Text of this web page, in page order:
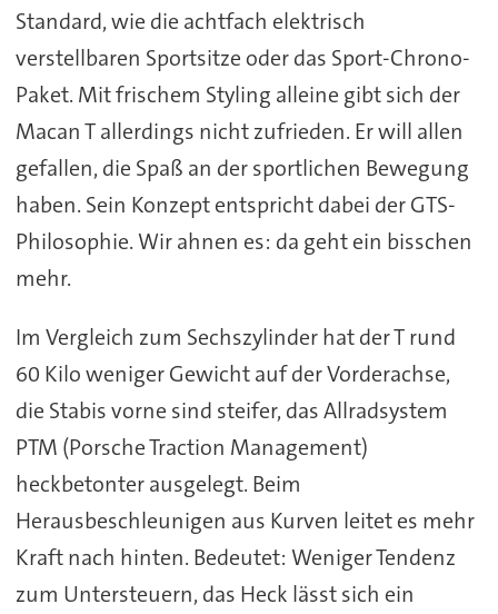
Standard, wie die achtfach elektrisch
verstellbaren Sportsitze oder das Sport-Chrono-
Paket. Mit frischem Styling alleine gibt sich der
Macan T allerdings nicht zufrieden. Er will allen
gefallen, die Spaß an der sportlichen Bewegung
haben. Sein Konzept entspricht dabei der GTS-
Philosophie. Wir ahnen es: da geht ein bisschen
mehr.
Im Vergleich zum Sechszylinder hat der T rund
60 Kilo weniger Gewicht auf der Vorderachse,
die Stabis vorne sind steifer, das Allradsystem
PTM (Porsche Traction Management)
heckbetonter ausgelegt. Beim
Herausbeschleunigen aus Kurven leitet es mehr
Kraft nach hinten. Bedeutet: Weniger Tendenz
zum Untersteuern, das Heck lässt sich ein